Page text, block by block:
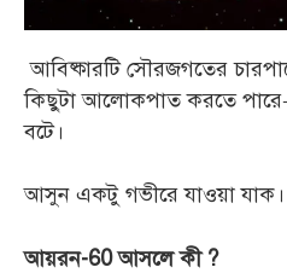
আবিষ্কারটি সৌরজগতের
কিছুটা আলোকপাত করতে পারে-
বটে।
আসুন একটু গভীরে যাওয়া যাক।
আয়রন-60 আসলে কী ?